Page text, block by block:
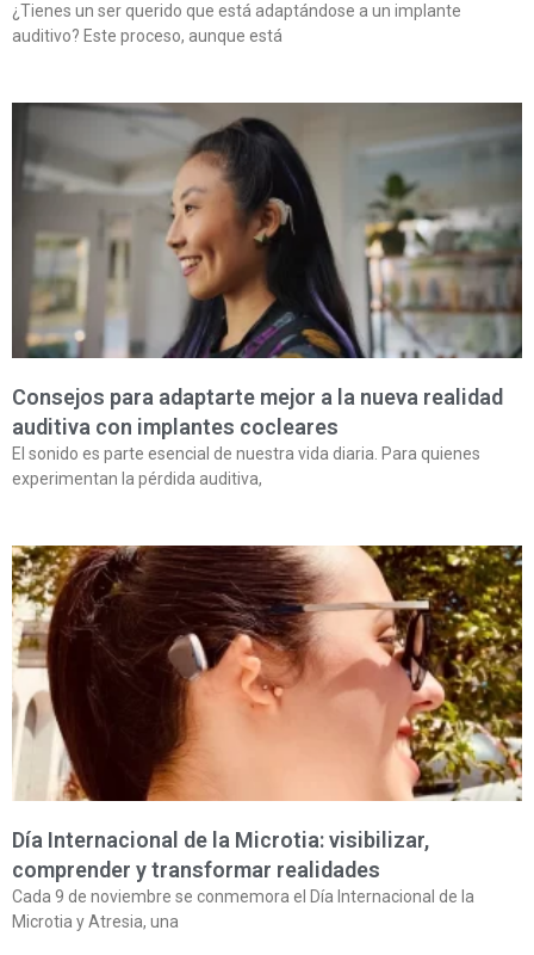
¿Tienes un ser querido que está adaptándose a un implante
auditivo? Este proceso, aunque está
Consejos para adaptarte mejor a la nueva realidad
auditiva con implantes cocleares
El sonido es parte esencial de nuestra vida diaria. Para quienes
experimentan la pérdida auditiva,
Día Internacional de la Microtia: visibilizar,
comprender y transformar realidades
Cada 9 de noviembre se conmemora el Día Internacional de la
Microtia y Atresia, una